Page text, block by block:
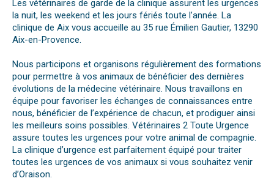
Les vétérinaires de garde de la clinique assurent les urgences
la nuit, les weekend et les jours fériés toute l’année. La
clinique de Aix vous accueille au 35 rue Émilien Gautier, 13290
Aix-en-Provence.
Nous participons et organisons régulièrement des formations
pour permettre à vos animaux de bénéficier des dernières
évolutions de la médecine vétérinaire. Nous travaillons en
équipe pour favoriser les échanges de connaissances entre
nous, bénéficier de l’expérience de chacun, et prodiguer ainsi
les meilleurs soins possibles. Vétérinaires 2 Toute Urgence
assure toutes les urgences pour votre animal de compagnie.
La clinique d’urgence est parfaitement équipé pour traiter
toutes les urgences de vos animaux si vous souhaitez venir
d’Oraison.